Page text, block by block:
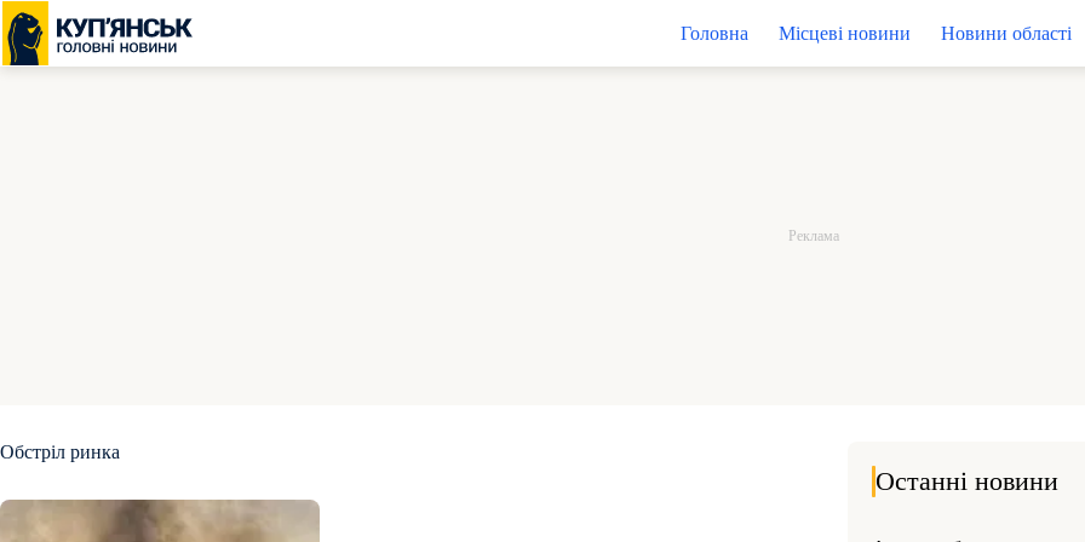
Перейти
до
вмісту
Головна Місцеві новини Новини області
Обстріл ринка
Останні новини